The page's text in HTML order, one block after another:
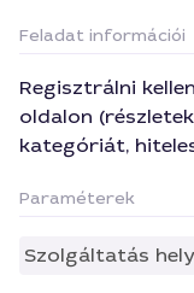
Feladat információi
Regisztrálni
oldalon
kategóriát,
Paraméterek
Szolgáltatás